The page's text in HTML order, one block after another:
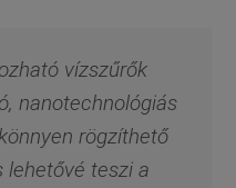
vízszűrők
nanotechnológiás
rögzíthető
lehetővé teszi a